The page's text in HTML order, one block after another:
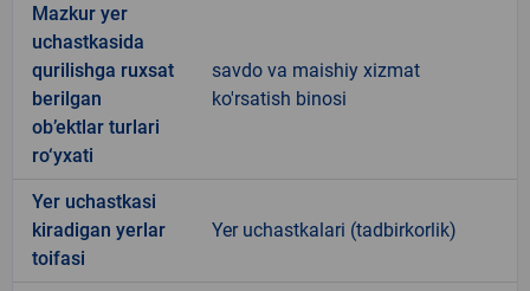
Mazkur yer
uchastkasida
qurilishga ruxsat
berilgan
ob’ektlar turlari
ro‘yxati
savdo va maishiy xizmat
ko'rsatish binosi
Yer uchastkasi
kiradigan yerlar
toifasi
Yer uchastkalari (tadbirkorlik)